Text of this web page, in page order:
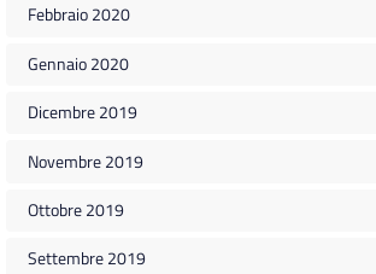
Febbraio 2020
Gennaio 2020
Dicembre 2019
Novembre 2019
Ottobre 2019
Settembre 2019